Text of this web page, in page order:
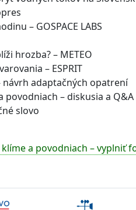
– GOSPACE LABS
hrozba? – METEO
– ESPRIT
adaptačných opatrení
– diskusia a Q&A
slovo
a povodniach – vyplniť